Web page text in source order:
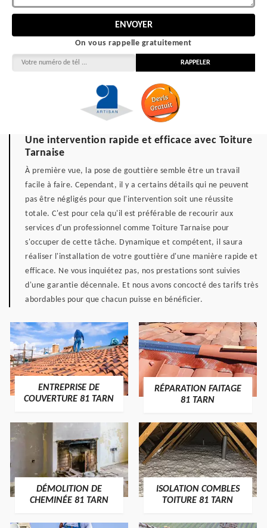
On vous rappelle gratuitement
Une intervention rapide et efficace avec Toiture
Tarnaise
À première vue, la pose de gouttière semble être un travail
facile à faire. Cependant, il y a certains détails qui ne peuvent
pas être négligés pour que l'intervention soit une réussite
totale. C'est pour cela qu'il est préférable de recourir aux
services d'un professionnel comme Toiture Tarnaise pour
s'occuper de cette tâche. Dynamique et compétent, il saura
réaliser l'installation de votre gouttière d'une manière rapide et
efficace. Ne vous inquiétez pas, nos prestations sont suivies
d'une garantie décennale. Et nous avons concocté des tarifs très
abordables pour que chacun puisse en bénéficier.
ENTREPRISE DE
COUVERTURE 81 TARN
RÉPARATION FAITAGE
81 TARN
DÉMOLITION DE
CHEMINÉE 81 TARN
ISOLATION COMBLES
TOITURE 81 TARN